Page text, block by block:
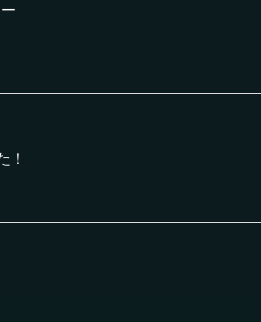
ー
！